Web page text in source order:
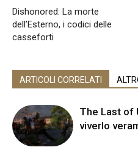
Dishonored: La morte
dell’Esterno, i codici delle
casseforti
ARTICOLI CORRELATI
The Last of
viverlo